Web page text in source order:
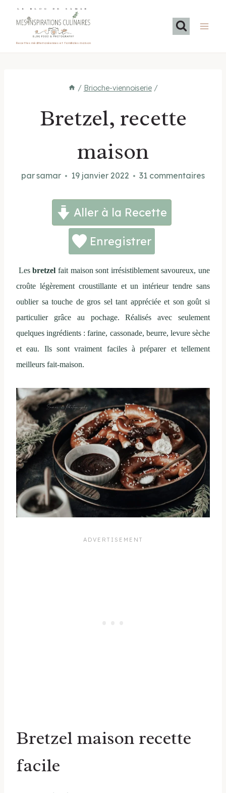
LE BLOG DE SAMAR
Recettes méditerranéennes et familiales maison
/ Brioche-viennoiserie /
Bretzel, recette
maison
parsamar 19 janvier 2022 31 commentaires
Aller à la Recette
Enregistrer
Lesbretzel fait maison sont irrésistiblement savoureux, une
croûte légèrement croustillante et un intérieur tendre sans
oublier sa touche de gros sel tant appréciée et son goût si
particulier grâce au pochage. Réalisés avec seulement
quelques ingrédients : farine, cassonade, beurre, levure sèche
et eau. Ils sont vraiment faciles à préparer et tellement
meilleurs fait-maison.
Bretzel maison recette
facile